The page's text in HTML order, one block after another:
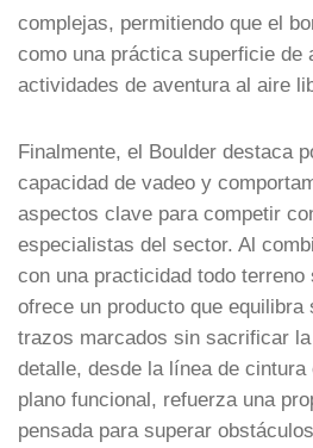
complejas, permitiendo que el
como una práctica superficie de
actividades de aventura al aire
Finalmente, el Boulder destaca
capacidad de vadeo y
aspectos clave para competir
especialistas del sector. Al
con una practicidad todo terreno
ofrece un producto que
trazos marcados sin sacrificar
detalle, desde la línea de
plano funcional, refuerza una
pensada para superar